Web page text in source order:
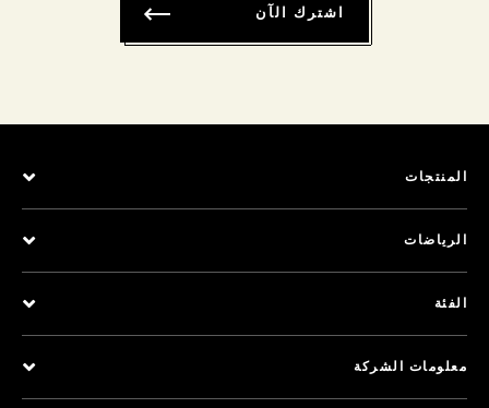
اشترك الآن
المنتجات
الرياضات
الفئة
معلومات الشركة